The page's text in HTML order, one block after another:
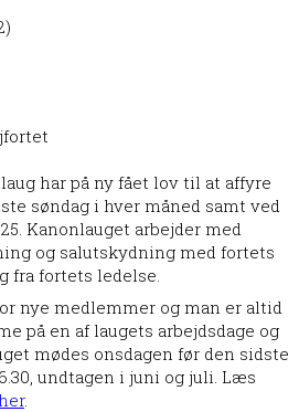
har på ny fået lov til at affyre
søndag i hver måned samt ved
Kanonlauget arbejder med
og salutskydning med fortets
fra fortets ledelse.
nye medlemmer og man er altid
på en af laugets arbejdsdage og
mødes onsdagen før den sidste
undtagen i juni og juli. Læs
her.